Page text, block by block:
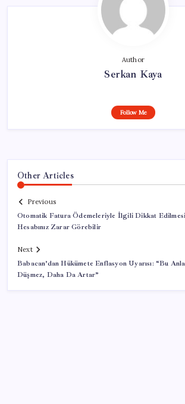
Author
Serkan Kaya
Follow Me
Other Articles
Previous
Otomatik Fatura Ödemeleriyle İlgili Dikkat
Hesabınız Zarar Görebilir
Next
Babacan’dan Hükümete Enflasyon Uyarısı: “Bu
Düşmez, Daha Da Artar”